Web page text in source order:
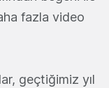
fazla video
geçtiğimiz yıl